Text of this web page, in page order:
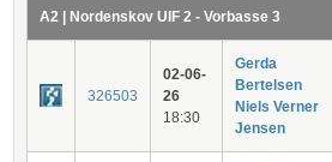
A2 | Nordenskov UIF 2 - Vorbasse 3
326503
02-06-
26
18:30
Gerda
Bertelsen
Niels Verner
Jensen